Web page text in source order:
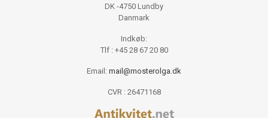
DK -4750 Lundby
Danmark
Indkøb:
Tlf : +45 28 67 20 80
Email: mail@mosterolga.dk
CVR : 26471168